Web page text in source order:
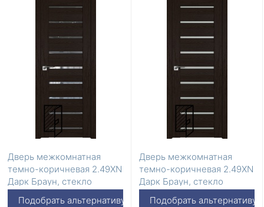
Дверь межкомнатная
темно-коричневая 2.49XN
Дарк Браун, стекло
Подобрать альтернативу
Дверь межкомнатная
темно-коричневая 2.49XN
Дарк Браун, стекло
Подобрать альтернативу